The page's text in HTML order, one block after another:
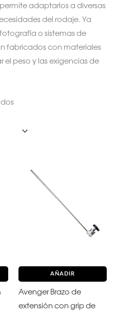
adaptarlos a diversas
del rodaje. Ya
o sistemas de
fabricados con materiales
peso y las exigencias de
AÑADIR
Avenger Brazo de
extensión con grip de